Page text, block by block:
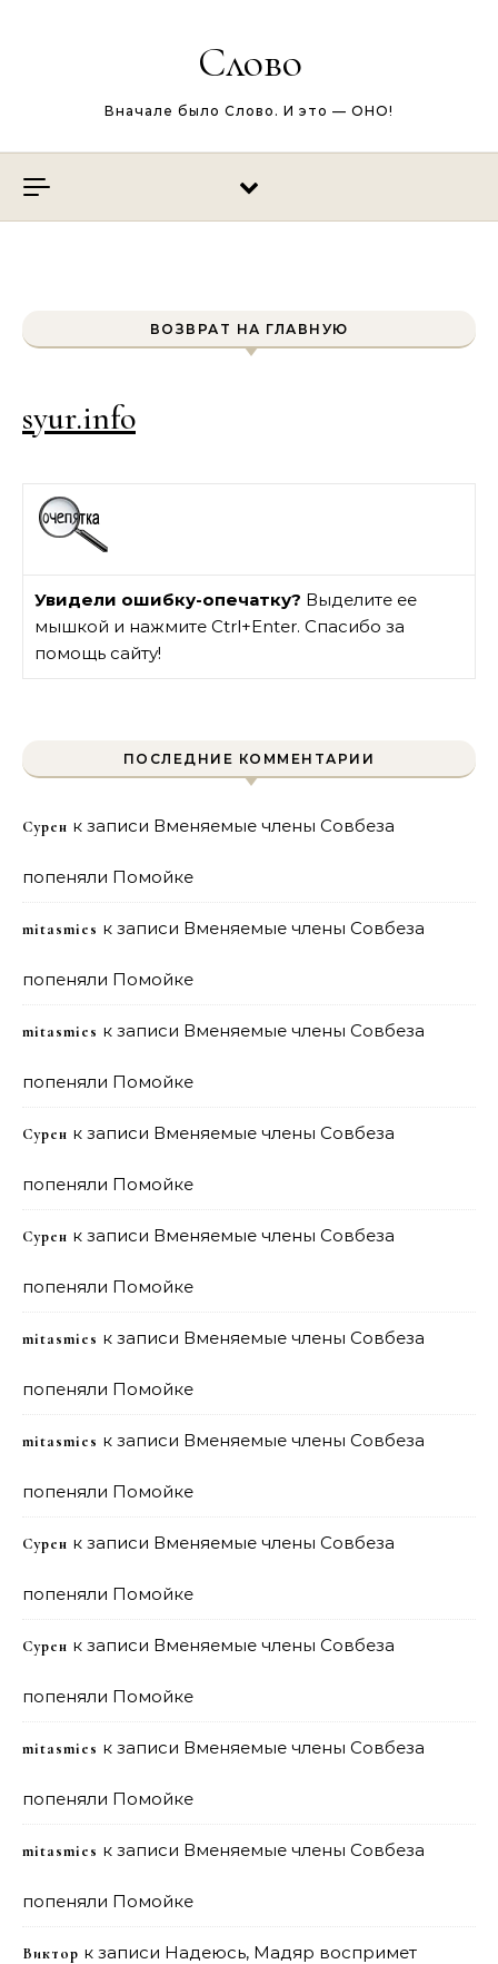
Слово
Вначале было Слово. И это — ОНО!
ВОЗВРАТ НА ГЛАВНУЮ
syur.info
Увидели ошибку-опечатку? Выделите ее
мышкой и нажмите Ctrl+Enter. Спасибо за
помощь сайту!
ПОСЛЕДНИЕ КОММЕНТАРИИ
Сурен к записи Вменяемые члены Совбеза
попеняли Помойке
mitasmies к записи Вменяемые члены Совбеза
попеняли Помойке
mitasmies к записи Вменяемые члены Совбеза
попеняли Помойке
Сурен к записи Вменяемые члены Совбеза
попеняли Помойке
Сурен к записи Вменяемые члены Совбеза
попеняли Помойке
mitasmies к записи Вменяемые члены Совбеза
попеняли Помойке
mitasmies к записи Вменяемые члены Совбеза
попеняли Помойке
Сурен к записи Вменяемые члены Совбеза
попеняли Помойке
Сурен к записи Вменяемые члены Совбеза
попеняли Помойке
mitasmies к записи Вменяемые члены Совбеза
попеняли Помойке
mitasmies к записи Вменяемые члены Совбеза
попеняли Помойке
Виктор к записи Надеюсь, Мадяр воспримет